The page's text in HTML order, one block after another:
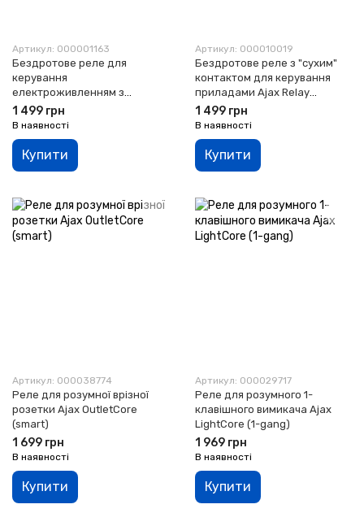
Артикул: 000001163
Бездротове реле для
керування
електроживленням з
лічильником Ajax WallSwitch
(Jeweller)
1 499 грн
В наявності
Купити
Артикул: 000010019
Бездротове реле з "сухим"
контактом для керування
приладами Ajax Relay
(Jeweller)
1 499 грн
В наявності
Купити
Артикул: 000038774
Реле для розумної врізної
розетки Ajax OutletCore
(smart)
1 699 грн
В наявності
Купити
Артикул: 000029717
Реле для розумного 1-
клавішного вимикача Ajax
LightCore (1-gang)
1 969 грн
В наявності
Купити